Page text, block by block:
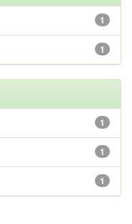
1
1
1
1
1